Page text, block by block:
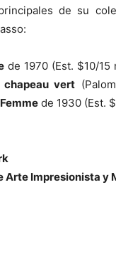
de su
de 1970 (Est. $10/15
vert
Femme de 1930 (Est.
Arte Impresionista y